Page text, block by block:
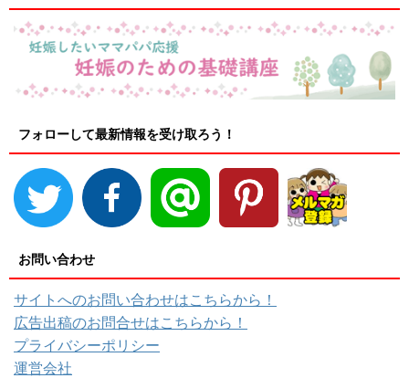
フォローして最新情報を受け取ろう！
お問い合わせ
サイトへのお問い合わせはこちらから！
広告出稿のお問合せはこちらから！
プライバシーポリシー
運営会社